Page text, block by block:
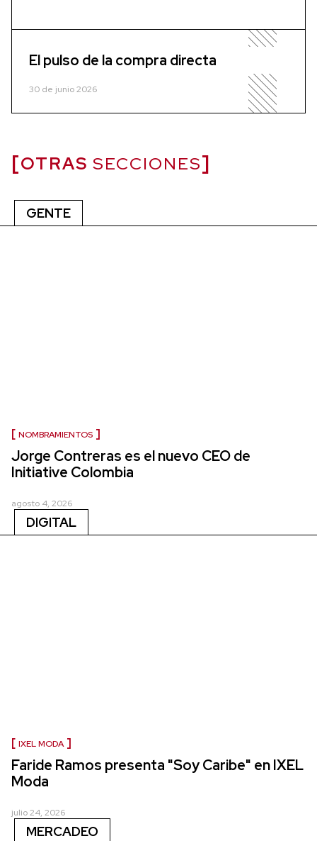
El pulso de la compra directa
30 de junio 2026
OTRAS SECCIONES
GENTE
NOMBRAMIENTOS
Jorge Contreras es el nuevo CEO de
Initiative Colombia
agosto 4, 2026
DIGITAL
IXEL MODA
Faride Ramos presenta "Soy Caribe" en IXEL
Moda
julio 24, 2026
MERCADEO